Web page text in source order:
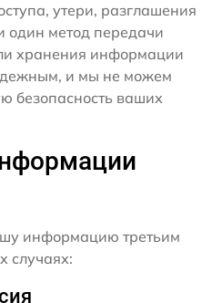
утери, разглашения
один метод передачи
хранения информации
и мы не можем
безопасность ваших
информацию третьим
случаях: